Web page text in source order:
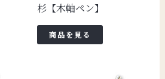
杉【木軸ペン】
商品を見る